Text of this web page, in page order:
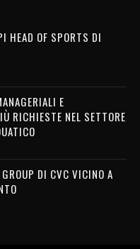
HEAD OF SPORTS DI
E
RICHIESTE NEL SETTORE
DI CVC VICINO A